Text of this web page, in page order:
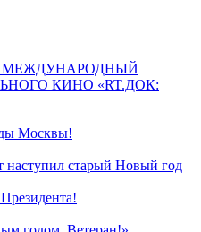
МЕЖДУНАРОДНЫЙ
КИНО «RT.ДОК:
Москвы!
наступил старый Новый год